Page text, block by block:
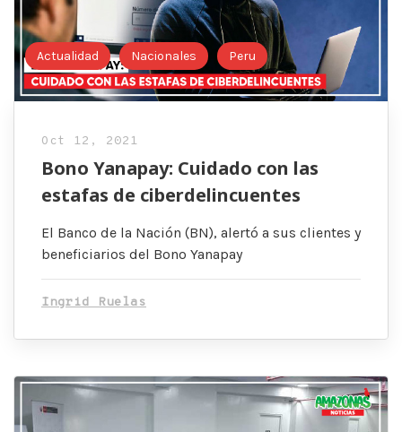
Actualidad Nacionales Peru
Oct 12, 2021
Bono Yanapay: Cuidado con las
estafas de ciberdelincuentes
El Banco de la Nación (BN), alertó a sus clientes y
beneficiarios del Bono Yanapay
Ingrid Ruelas